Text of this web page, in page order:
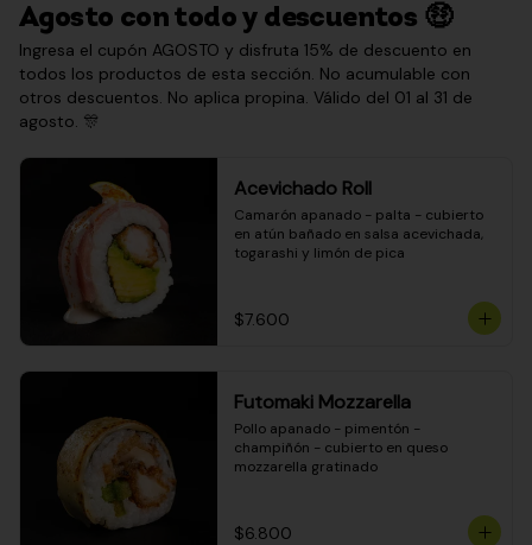
Agosto con todo y descuentos 🤑
Ingresa el cupón AGOSTO y disfruta 15% de descuento en
todos los productos de esta sección. No acumulable con
otros descuentos. No aplica propina. Válido del 01 al 31 de
agosto. 🎊
Acevichado Roll
Camarón apanado - palta - cubierto
en atún bañado en salsa acevichada,
togarashi y limón de pica
$7.600
Futomaki Mozzarella
Pollo apanado - pimentón -
champiñón - cubierto en queso
mozzarella gratinado
$6.800